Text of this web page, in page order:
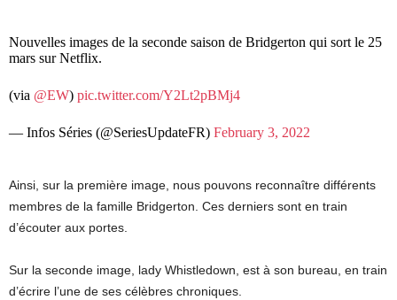
Nouvelles images de la seconde saison de Bridgerton qui sort le 25
mars sur Netflix.
(via @EW) pic.twitter.com/Y2Lt2pBMj4
— Infos Séries (@SeriesUpdateFR) February 3, 2022
Ainsi, sur la première image, nous pouvons reconnaître différents
membres de la famille Bridgerton. Ces derniers sont en train
d’écouter aux portes.
Sur la seconde image, lady Whistledown, est à son bureau, en train
d’écrire l’une de ses célèbres chroniques.